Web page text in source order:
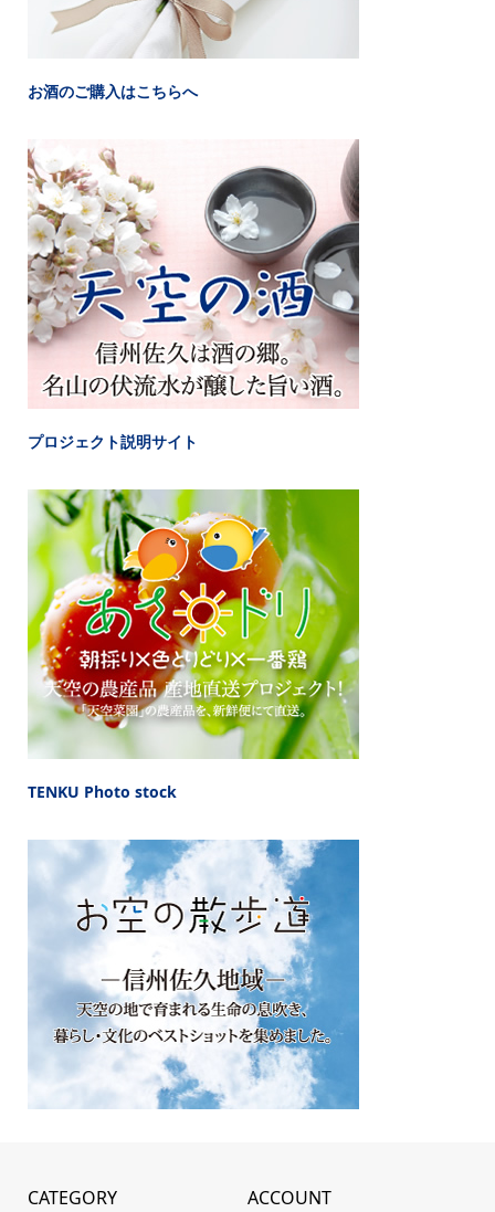
お酒のご購入はこちらへ
プロジェクト説明サイト
TENKU Photo stock
CATEGORY ACCOUNT